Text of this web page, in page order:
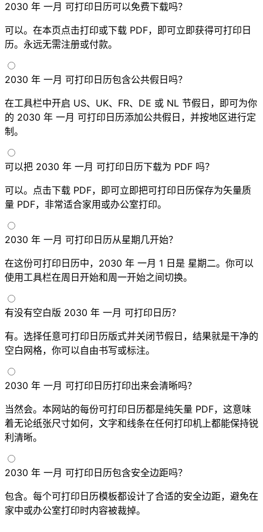
2030 年 一月 可打印日历可以免费下载吗？
可以。在本页点击打印或下载 PDF，即可立即获得可打印日
历。永远无需注册或付款。
2030 年 一月 可打印日历包含公共假日吗？
在工具栏中开启 US、UK、FR、DE 或 NL 节假日，即可为你
的 2030 年 一月 可打印日历添加公共假日，并按地区进行定
制。
可以把 2030 年 一月 可打印日历下载为 PDF 吗？
可以。点击下载 PDF，即可立即把可打印日历保存为矢量质
量 PDF，非常适合家用或办公室打印。
2030 年 一月 可打印日历从星期几开始？
在这份可打印日历中，2030 年 一月 1 日是 星期二。你可以
使用工具栏在周日开始和周一开始之间切换。
有没有空白版 2030 年 一月 可打印日历？
有。选择任意可打印日历版式并关闭节假日，结果就是干净的
空白网格，你可以自由书写或标注。
2030 年 一月 可打印日历打印出来会清晰吗？
当然会。本网站的每份可打印日历都是纯矢量 PDF，这意味
着无论纸张尺寸如何，文字和线条在任何打印机上都能保持锐
利清晰。
2030 年 一月 可打印日历包含安全边距吗？
包含。每个可打印日历模板都设计了合适的安全边距，避免在
家中或办公室打印时内容被裁掉。